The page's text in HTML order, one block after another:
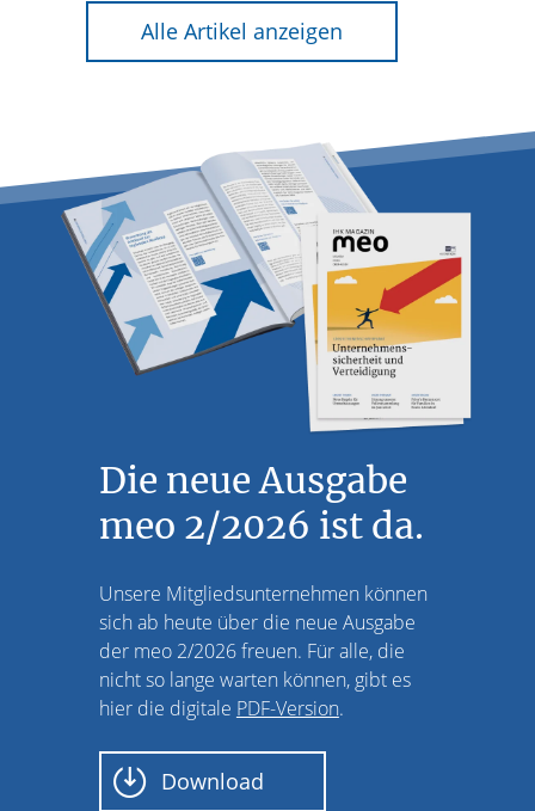
Alle Artikel anzeigen
Die neue Ausgabe
meo 2/2026 ist da.
Unsere Mitgliedsunternehmen können
sich ab heute über die neue Ausgabe
der meo 2/2026 freuen. Für alle, die
nicht so lange warten können, gibt es
hier die digitale PDF-Version.
Download